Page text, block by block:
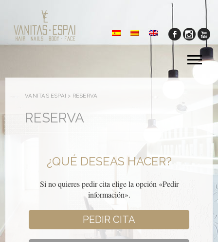
VANITAS ESPAI > RESERVA
RESERVA
¿QUÉ DESEAS HACER?
Si no quieres pedir cita elige la opción «Pedir
información».
PEDIR CITA